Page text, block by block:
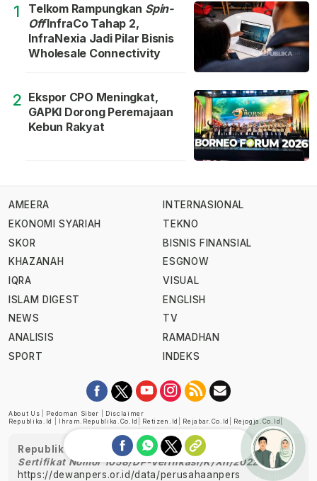
1 Telkom Rampungkan Spin-
OffInfraCo Tahap 2,
InfraNexia Jadi Pilar Bisnis
Wholesale Connectivity
2 Ekspor CPO Meningkat,
GAPKI Dorong Peremajaan
Kebun Rakyat
AMEERA
EKONOMI SYARIAH
SKOR
KHAZANAH
IQRA
ISLAM DIGEST
NEWS
ANALISIS
SPORT
INTERNASIONAL
TEKNO
BISNIS FINANSIAL
ESGNOW
VISUAL
ENGLISH
TV
RAMADHAN
INDEKS
About Us Pedoman Siber
Disclaimer
Republika.id
Ihram.republika.co.id Retizen.id Rejabar.co.id Rejogja.co.id
Republika telah diverifikasi oleh Dewan Pers
Sertifikat Nomor 1058/DP-Verifikasi/K/XII/2022
https://dewanpers.or.id/data/perusahaanpers
Ask me!